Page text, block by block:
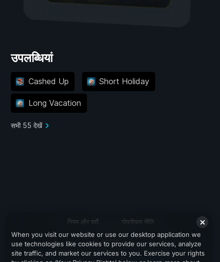
उपलब्धियां
Cashed Up Short Holiday
Long Vacation
सभी 55 देखें
नियम और शर्तें गोपनीयता नीति
सहायता
When you visit our website or use our desktop application we
use technologies like cookies to provide our services, analyze
site traffic, and market our services to you. Exercise your rights